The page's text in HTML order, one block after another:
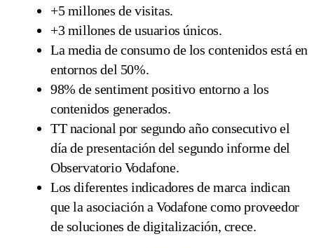
+5 millones de visitas.
+3 millones de usuarios únicos.
La media de consumo de los contenidos está en
entornos del 50%.
98% de sentiment positivo entorno a los
contenidos generados.
TT nacional por segundo año consecutivo el
día de presentación del segundo informe del
Observatorio Vodafone.
Los diferentes indicadores de marca indican
que la asociación a Vodafone como proveedor
de soluciones de digitalización, crece.